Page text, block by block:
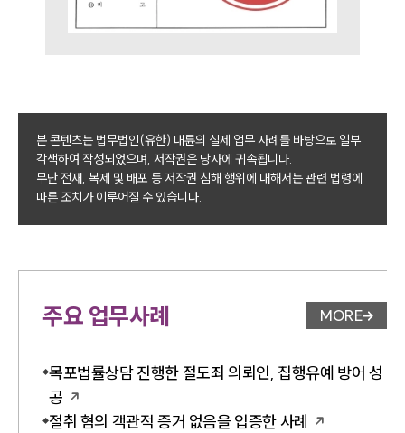
본 콘텐츠는 법무법인(유한) 대륜의 실제 업무 사례를 바탕으로 일부
각색하여 작성되었으며, 저작권은 당사에 귀속됩니다.
무단 전재, 복제 및 배포 등 저작권 침해 행위에 대해서는 관련 법령에
따른 조치가 이루어질 수 있습니다.
주요 업무사례 업무사례
MORE
목포법률상담 진행한 절도죄 의뢰인, 집행유예 방어 성
공
절취 혐의 객관적 증거 없음을 입증한 사례